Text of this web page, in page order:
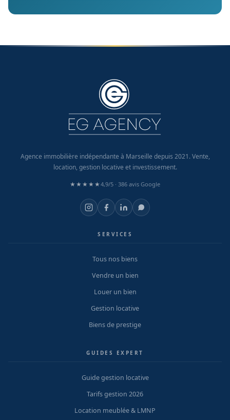
Agence immobilière indépendante à Marseille depuis 2021. Vente,
location, gestion locative et investissement.
★★★★★4,9/5 · 386 avis Google
SERVICES
Tous nos biens
Vendre un bien
Louer un bien
Gestion locative
Biens de prestige
GUIDES EXPERT
Guide gestion locative
Tarifs gestion 2026
Location meublée & LMNP